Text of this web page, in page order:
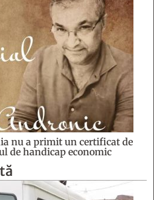
nu a primit un certificat de
de handicap economic